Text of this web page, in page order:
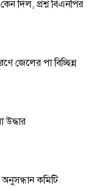
দিল, প্রশ্ন বিএনপির
জেলের পা বিচ্ছিন্ন
উদ্ধার
কমিটি